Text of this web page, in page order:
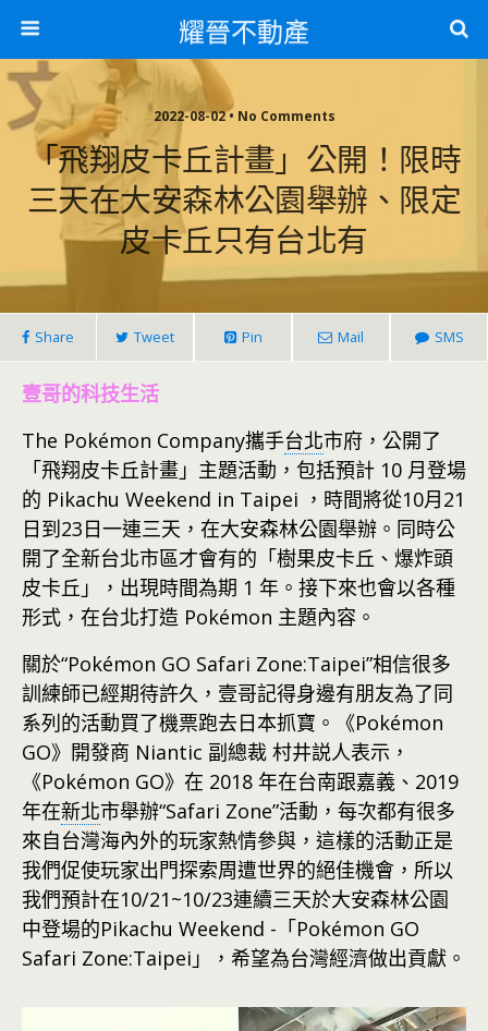
耀晉不動產
2022-08-02 • No Comments
「飛翔皮卡丘計畫」公開！限時
三天在大安森林公園舉辦、限定
皮卡丘只有台北有
Share Tweet Pin Mail SMS
壹哥的科技生活
The Pokémon Company攜手台北市府，公開了
「飛翔皮卡丘計畫」主題活動，包括預計 10 月登場
的 Pikachu Weekend in Taipei ，時間將從10月21
日到23日一連三天，在大安森林公園舉辦。同時公
開了全新台北市區才會有的「樹果皮卡丘、爆炸頭
皮卡丘」，出現時間為期 1 年。接下來也會以各種
形式，在台北打造 Pokémon 主題內容。
關於“Pokémon GO Safari Zone:Taipei”相信很多
訓練師已經期待許久，壹哥記得身邊有朋友為了同
系列的活動買了機票跑去日本抓寶。《Pokémon
GO》開發商 Niantic 副總裁 村井説人表示，
《Pokémon GO》在 2018 年在台南跟嘉義、2019
年在新北市舉辦“Safari Zone”活動，每次都有很多
來自台灣海內外的玩家熱情參與，這樣的活動正是
我們促使玩家出門探索周遭世界的絕佳機會，所以
我們預計在10/21~10/23連續三天於大安森林公園
中登場的Pikachu Weekend -「Pokémon GO
Safari Zone:Taipei」，希望為台灣經濟做出貢獻。